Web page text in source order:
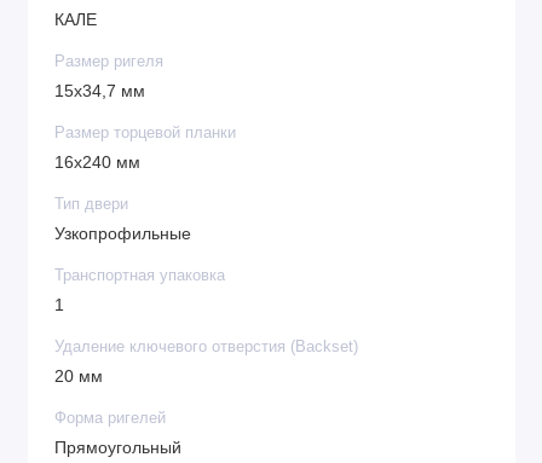
КАЛЕ
Размер ригеля
15х34,7 мм
Размер торцевой планки
16х240 мм
Тип двери
Узкопрофильные
Транспортная упаковка
1
Удаление ключевого отверстия (Backset)
20 мм
Форма ригелей
Прямоугольный